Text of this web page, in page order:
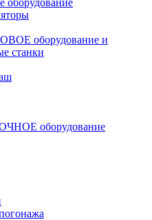
оборудование
оборудование и
станки
оборудование